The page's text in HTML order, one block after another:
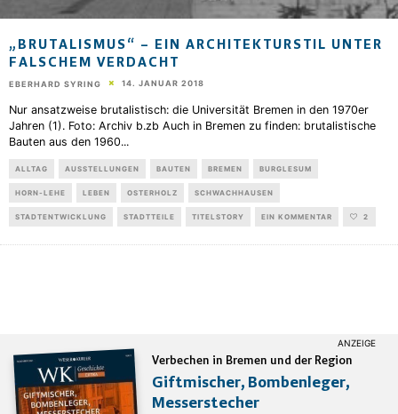
„BRUTALISMUS“ – EIN ARCHITEKTURSTIL UNTER
FALSCHEM VERDACHT
EBERHARD SYRING 14. JANUAR 2018
Nur ansatzweise brutalistisch: die Universität Bremen in den 1970er
Jahren (1). Foto: Archiv b.zb Auch in Bremen zu finden: brutalistische
Bauten aus den 1960...
ALLTAG AUSSTELLUNGEN BAUTEN BREMEN BURGLESUM
HORN-LEHE LEBEN OSTERHOLZ SCHWACHHAUSEN
STADTENTWICKLUNG STADTTEILE TITELSTORY EIN KOMMENTAR 2
Verbechen in Bremen und der Region
Giftmischer, Bombenleger,
Messerstecher